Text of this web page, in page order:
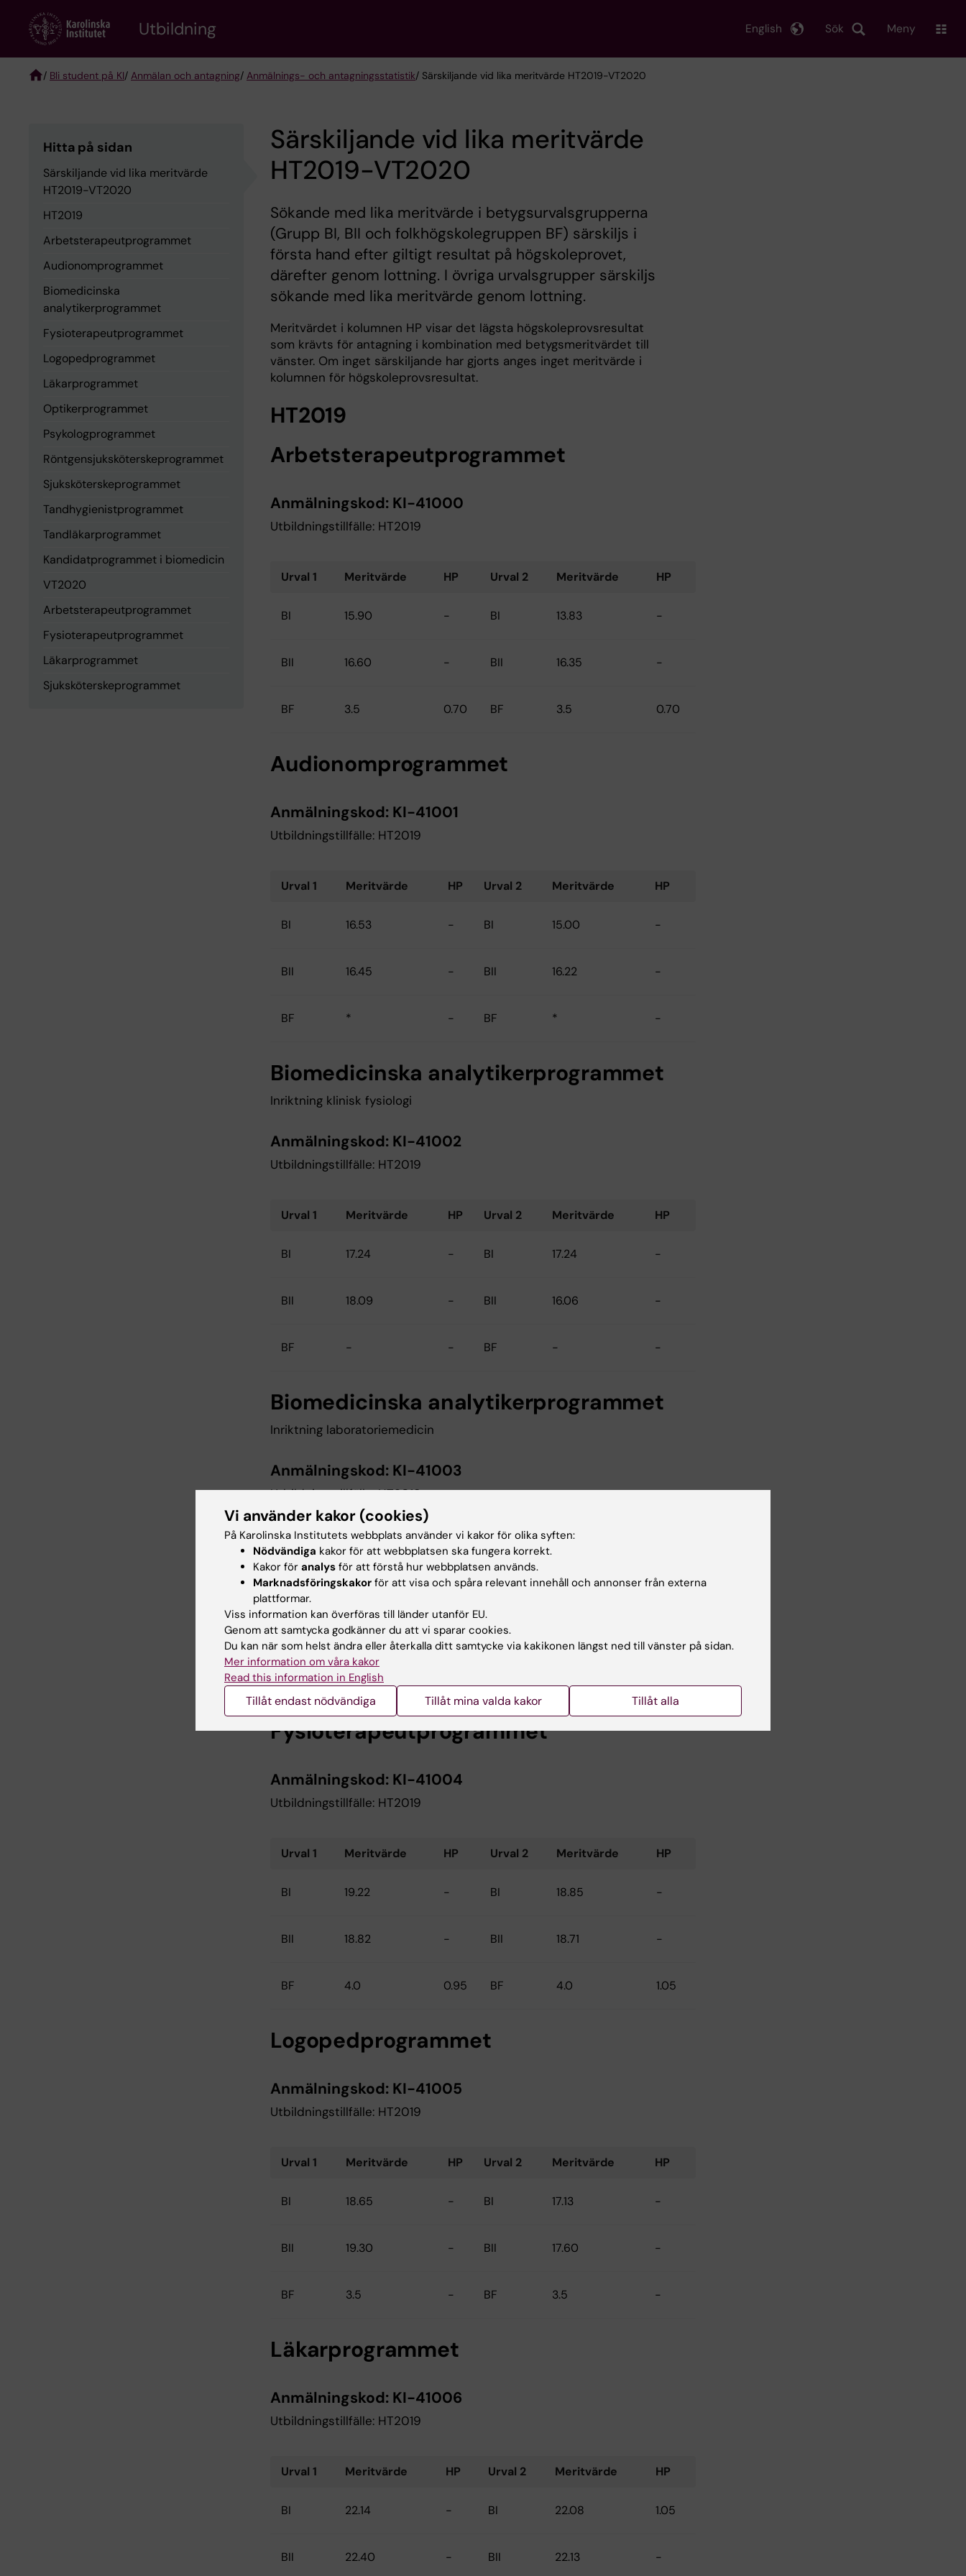
content
Utbildning Sök
English Meny
/ Bli student på KI/ Anmälan och antagning/ Anmälnings- och antagningsstatistik/ Särskiljande vid lika meritvärde HT2019-VT2020
Hitta på sidan
Särskiljande vid lika meritvärde
HT2019-VT2020
HT2019
Arbetsterapeutprogrammet
Audionomprogrammet
Biomedicinska
analytikerprogrammet
Fysioterapeutprogrammet
Logopedprogrammet
Läkarprogrammet
Optikerprogrammet
Psykologprogrammet
Röntgensjuksköterskeprogrammet
Sjuksköterskeprogrammet
Tandhygienistprogrammet
Tandläkarprogrammet
Kandidatprogrammet i biomedicin
VT2020
Arbetsterapeutprogrammet
Fysioterapeutprogrammet
Läkarprogrammet
Sjuksköterskeprogrammet
Särskiljande vid lika meritvärde
HT2019-VT2020
Sökande med lika meritvärde i betygsurvalsgrupperna
(Grupp BI, BII och folkhögskolegruppen BF) särskiljs i
första hand efter giltigt resultat på högskoleprovet,
därefter genom lottning. I övriga urvalsgrupper särskiljs
sökande med lika meritvärde genom lottning.
Meritvärdet i kolumnen HP visar det lägsta högskoleprovsresultat
som krävts för antagning i kombination med betygsmeritvärdet till
vänster. Om inget särskiljande har gjorts anges inget meritvärde i
kolumnen för högskoleprovsresultat.
HT2019
Arbetsterapeutprogrammet
Anmälningskod: KI-41000
Utbildningstillfälle: HT2019
Urval 1 Meritvärde HP Urval 2 Meritvärde HP
BI 15.90 - BI 13.83 -
BII 16.60 - BII 16.35 -
BF 3.5 0.70 BF 3.5 0.70
Audionomprogrammet
Anmälningskod: KI-41001
Utbildningstillfälle: HT2019
Urval 1 Meritvärde HP Urval 2 Meritvärde HP
BI 16.53 - BI 15.00 -
BII 16.45 - BII 16.22 -
BF * - BF * -
Biomedicinska analytikerprogrammet
Inriktning klinisk fysiologi
Anmälningskod: KI-41002
Utbildningstillfälle: HT2019
Urval 1 Meritvärde HP Urval 2 Meritvärde HP
BI 17.24 - BI 17.24 -
BII 18.09 - BII 16.06 -
BF - - BF - -
Biomedicinska analytikerprogrammet
Inriktning laboratoriemedicin
Anmälningskod: KI-41003
Utbildningstillfälle: HT2019
Urval 1 Meritvärde HP Urval 2 Meritvärde
BI 16.60 - BI 16.04 -
BII 18.74 - BII
BF 4.0
Fysioterapeutprogrammet
Anmälningskod: KI-41004
Utbildningstillfälle: HT2019
Urval 1 Meritvärde HP Urval 2 Meritvärde HP
BI 19.22 - BI 18.85 -
BII 18.82 - BII 18.71 -
BF 4.0 0.95 BF 4.0 1.05
Logopedprogrammet
Anmälningskod: KI-41005
Utbildningstillfälle: HT2019
Urval 1 Meritvärde HP Urval 2 Meritvärde HP
BI 18.65 - BI 17.13 -
BII 19.30 - BII 17.60 -
BF 3.5 - BF 3.5 -
Läkarprogrammet
Anmälningskod: KI-41006
Utbildningstillfälle: HT2019
Urval 1 Meritvärde HP Urval 2 Meritvärde HP
BI 22.14 - BI 22.08 1.05
BII 22.40 - BII 22.13 -
Vi använder kakor (cookies)
På Karolinska Institutets webbplats använder vi kakor för olika syften:
Nödvändiga kakor för att webbplatsen ska fungera korrekt.
Kakor för analys för att förstå hur webbplatsen används.
Marknadsföringskakor för att visa och spåra relevant innehåll och annonser från externa
plattformar.
Viss information kan överföras till länder utanför EU.
Genom att samtycka godkänner du att vi sparar cookies.
Du kan när som helst ändra eller återkalla ditt samtycke via kakikonen längst ned till vänster på sidan.
Mer information om våra kakor
Read this information in English
Tillåt endast nödvändiga Tillåt mina valda kakor Tillåt alla